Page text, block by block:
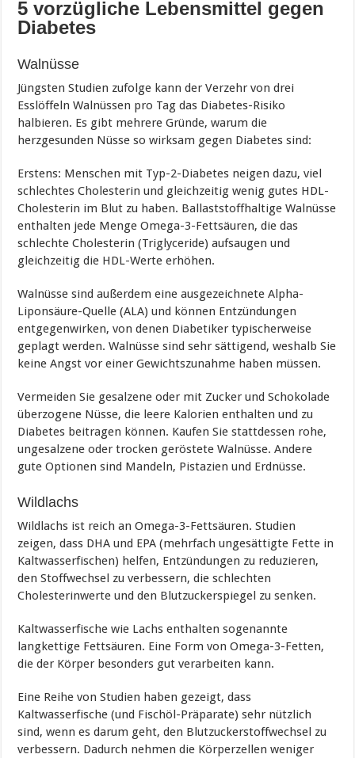
5 vorzügliche Lebensmittel gegen
Diabetes
Walnüsse
Jüngsten Studien zufolge kann der Verzehr von drei
Esslöffeln Walnüssen pro Tag das Diabetes-Risiko
halbieren. Es gibt mehrere Gründe, warum die
herzgesunden Nüsse so wirksam gegen Diabetes sind:
Erstens: Menschen mit Typ-2-Diabetes neigen dazu, viel
schlechtes Cholesterin und gleichzeitig wenig gutes HDL-
Cholesterin im Blut zu haben. Ballaststoffhaltige Walnüsse
enthalten jede Menge Omega-3-Fettsäuren, die das
schlechte Cholesterin (Triglyceride) aufsaugen und
gleichzeitig die HDL-Werte erhöhen.
Walnüsse sind außerdem eine ausgezeichnete Alpha-
Liponsäure-Quelle (ALA) und können Entzündungen
entgegenwirken, von denen Diabetiker typischerweise
geplagt werden. Walnüsse sind sehr sättigend, weshalb Sie
keine Angst vor einer Gewichtszunahme haben müssen.
Vermeiden Sie gesalzene oder mit Zucker und Schokolade
überzogene Nüsse, die leere Kalorien enthalten und zu
Diabetes beitragen können. Kaufen Sie stattdessen rohe,
ungesalzene oder trocken geröstete Walnüsse. Andere
gute Optionen sind Mandeln, Pistazien und Erdnüsse.
Wildlachs
Wildlachs ist reich an Omega-3-Fettsäuren. Studien
zeigen, dass DHA und EPA (mehrfach ungesättigte Fette in
Kaltwasserfischen) helfen, Entzündungen zu reduzieren,
den Stoffwechsel zu verbessern, die schlechten
Cholesterinwerte und den Blutzuckerspiegel zu senken.
Kaltwasserfische wie Lachs enthalten sogenannte
langkettige Fettsäuren. Eine Form von Omega-3-Fetten,
die der Körper besonders gut verarbeiten kann.
Eine Reihe von Studien haben gezeigt, dass
Kaltwasserfische (und Fischöl-Präparate) sehr nützlich
sind, wenn es darum geht, den Blutzuckerstoffwechsel zu
verbessern. Dadurch nehmen die Körperzellen weniger